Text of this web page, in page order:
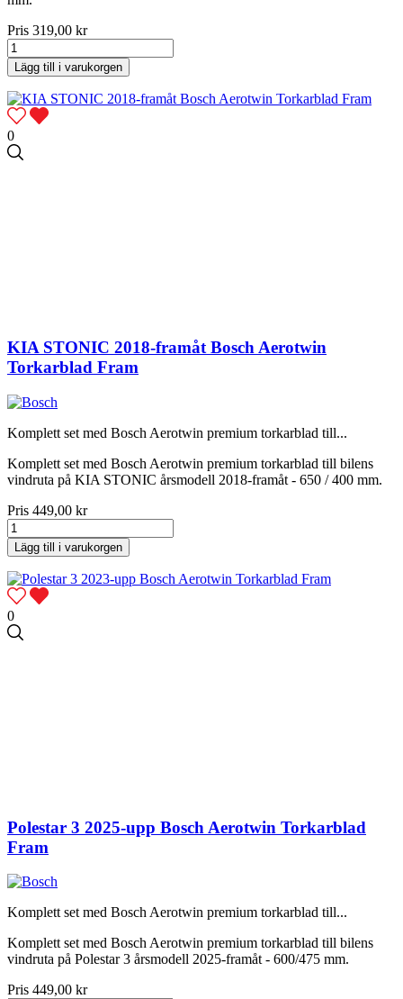
Pris 319,00 kr
Lägg till i varukorgen
0
KIA STONIC 2018-framåt Bosch Aerotwin
Torkarblad Fram
Komplett set med Bosch Aerotwin premium torkarblad till...
Komplett set med Bosch Aerotwin premium torkarblad till bilens
vindruta på KIA STONIC årsmodell 2018-framåt - 650 / 400 mm.
Pris 449,00 kr
Lägg till i varukorgen
0
Polestar 3 2025-upp Bosch Aerotwin Torkarblad
Fram
Komplett set med Bosch Aerotwin premium torkarblad till...
Komplett set med Bosch Aerotwin premium torkarblad till bilens
vindruta på Polestar 3 årsmodell 2025-framåt - 600/475 mm.
Pris 449,00 kr